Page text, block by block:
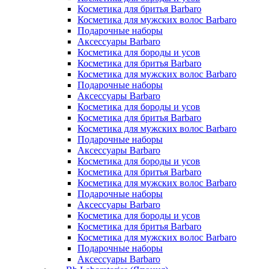
Косметика для бритья Barbaro
Косметика для мужских волос Barbaro
Подарочные наборы
Аксессуары Barbaro
Косметика для бороды и усов
Косметика для бритья Barbaro
Косметика для мужских волос Barbaro
Подарочные наборы
Аксессуары Barbaro
Косметика для бороды и усов
Косметика для бритья Barbaro
Косметика для мужских волос Barbaro
Подарочные наборы
Аксессуары Barbaro
Косметика для бороды и усов
Косметика для бритья Barbaro
Косметика для мужских волос Barbaro
Подарочные наборы
Аксессуары Barbaro
Косметика для бороды и усов
Косметика для бритья Barbaro
Косметика для мужских волос Barbaro
Подарочные наборы
Аксессуары Barbaro